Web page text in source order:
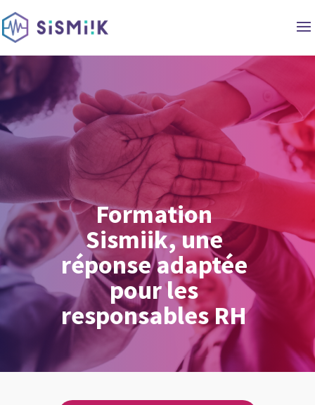
Formation
Sismiik, une
réponse adaptée
pour les
responsables RH